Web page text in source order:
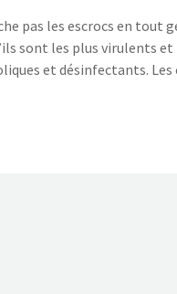
pas les escrocs en tout
sont les plus virulents
et désinfectants.